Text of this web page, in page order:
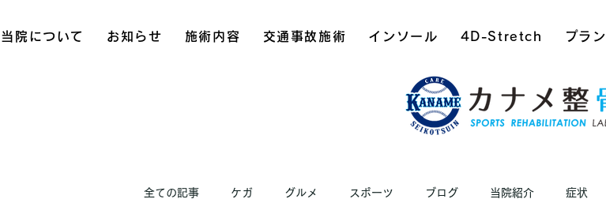
当院について お知らせ 施術内容 交通事故施術 インソール 4D-Stretch プラ
全ての記事 ケガ グルメ スポーツ ブログ 当院紹介 症状